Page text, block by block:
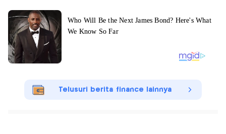
Telusuri berita finance lainnya